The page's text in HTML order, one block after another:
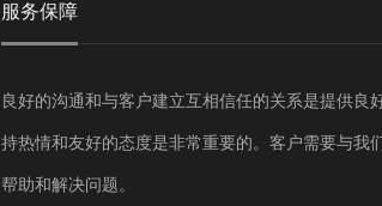
服务保障
良好的沟通和与客户建立互相信任的关系是提供
持热情和友好的态度是非常重要的。客户需要与我
帮助和解决问题。